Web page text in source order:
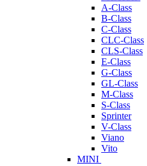
A-Class
B-Class
C-Class
CLC-Class
CLS-Class
E-Class
G-Class
GL-Class
M-Class
S-Class
Sprinter
V-Class
Viano
Vito
MINI